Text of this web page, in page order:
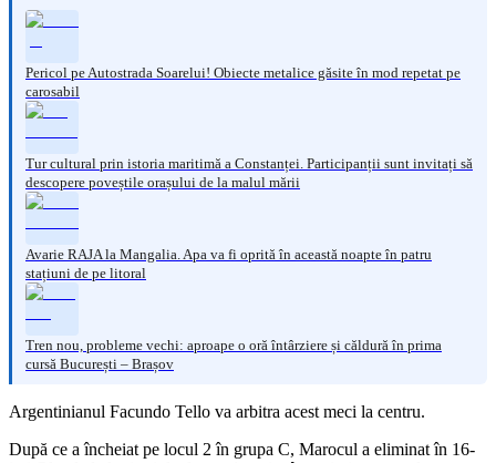
Pericol pe Autostrada Soarelui! Obiecte metalice găsite în mod repetat pe
carosabil
Tur cultural prin istoria maritimă a Constanței. Participanții sunt invitați să
descopere poveștile orașului de la malul mării
Avarie RAJA la Mangalia. Apa va fi oprită în această noapte în patru
stațiuni de pe litoral
Tren nou, probleme vechi: aproape o oră întârziere și căldură în prima
cursă București – Brașov
Argentinianul Facundo Tello va arbitra acest meci la centru.
După ce a încheiat pe locul 2 în grupa C, Marocul a eliminat în 16-